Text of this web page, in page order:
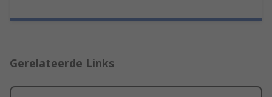
Gerelateerde Links